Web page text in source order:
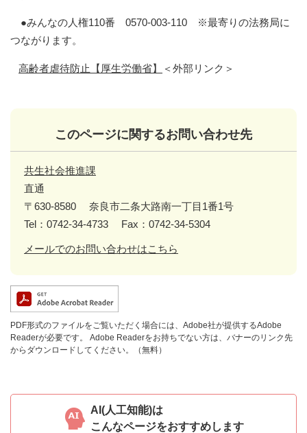
●みんなの人権110番 0570-003-110 ※最寄りの法務局に
つながります。
高齢者虐待防止【厚生労働省】 ＜外部リンク＞
このページに関するお問い合わせ先
共生社会推進課
直通
〒630-8580
奈良市二条大路南一丁目1番1号
Tel：0742-34-4733
Fax：0742-34-5304
メールでのお問い合わせはこちら
PDF形式のファイルをご覧いただく場合には、Adobe社が提供するAdobe
Readerが必要です。
Adobe Readerをお持ちでない方は、バナーのリンク先
からダウンロードしてください。（無料）
AI(人工知能)は
こんなページをおすすめします